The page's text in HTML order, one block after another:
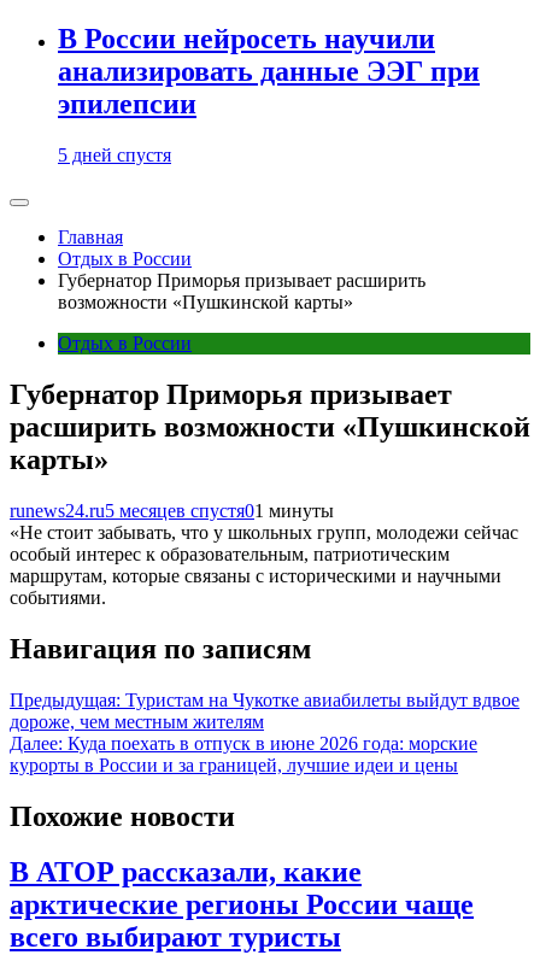
В России нейросеть научили
анализировать данные ЭЭГ при
эпилепсии
5 дней спустя
Главная
Отдых в России
Губернатор Приморья призывает расширить
возможности «Пушкинской карты»
Отдых в России
Губернатор Приморья призывает
расширить возможности «Пушкинской
карты»
runews24.ru5 месяцев спустя01 минуты
«Не стоит забывать, что у школьных групп, молодежи сейчас
особый интерес к образовательным, патриотическим
маршрутам, которые связаны с историческими и научными
событиями.
Навигация по записям
Предыдущая: Туристам на Чукотке авиабилеты выйдут вдвое
дороже, чем местным жителям
Далее: Куда поехать в отпуск в июне 2026 года: морские
курорты в России и за границей, лучшие идеи и цены
Похожие новости
В АТОР рассказали, какие
арктические регионы России чаще
всего выбирают туристы